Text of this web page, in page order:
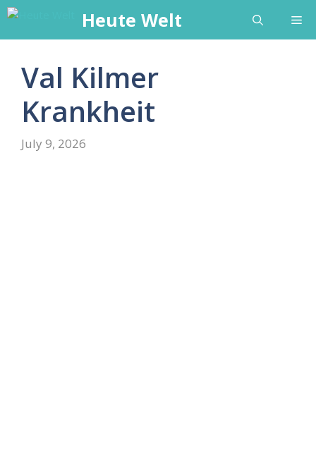
Skip
content
Heute Welt
Val Kilmer
Krankheit
July 9, 2026